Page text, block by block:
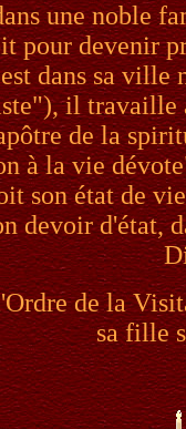
une noble
pour devenir
dans sa ville
il travaille
de la
à la vie
son état de
devoir d'état,
de la
sa fille